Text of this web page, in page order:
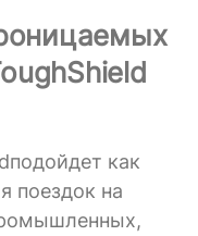
как
поездок на